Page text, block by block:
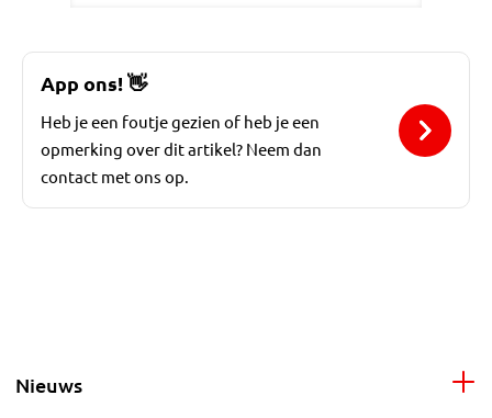
App ons!👋
Heb je een foutje gezien of heb je een
opmerking over dit artikel? Neem dan
contact met ons op.
Nieuws